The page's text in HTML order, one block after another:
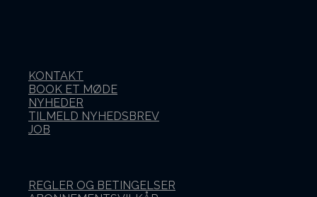
KONTAKT
BOOK ET MØDE
NYHEDER
TILMELD NYHEDSBREV
JOB
REGLER OG BETINGELSER